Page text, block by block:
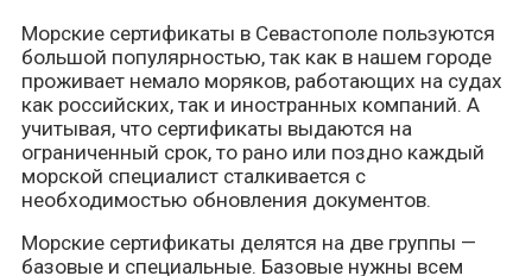
Морские сертификаты в Севастополе пользуются
большой популярностью, так как в нашем городе
проживает немало моряков, работающих на судах
как российских, так и иностранных компаний. А
учитывая, что сертификаты выдаются на
ограниченный срок, то рано или поздно каждый
морской специалист сталкивается с
необходимостью обновления документов.
Морские сертификаты делятся на две группы —
базовые и специальные. Базовые нужны всем